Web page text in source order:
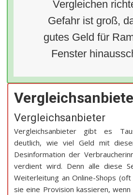
Vergleichen
Gefahr ist groß,
gutes Geld für
Fenster
Vergleichsanbieter
Vergleichsanbieter gibt es
deutlich, wie viel Geld mit
Desinformation der
verdient wird. Denn alle diese
Weiterleitung an Online-Shops
sie eine Provision kassieren,